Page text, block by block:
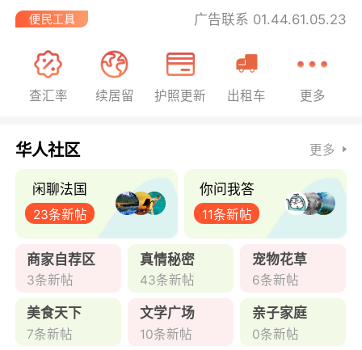
广告联系 01.44.61.05.23
查汇率 续居留 护照更新 出租车 更多
华人社区 更多
闲聊法国
23条新帖
你问我答
11条新帖
商家自荐区
3条新帖
真情秘密
43条新帖
宠物花草
6条新帖
美食天下
7条新帖
文学广场
10条新帖
亲子家庭
0条新帖